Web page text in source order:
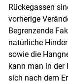
Rückegassen
vorherige
Begrenzende
natürliche
sowie die
kann man in der
sich nach dem